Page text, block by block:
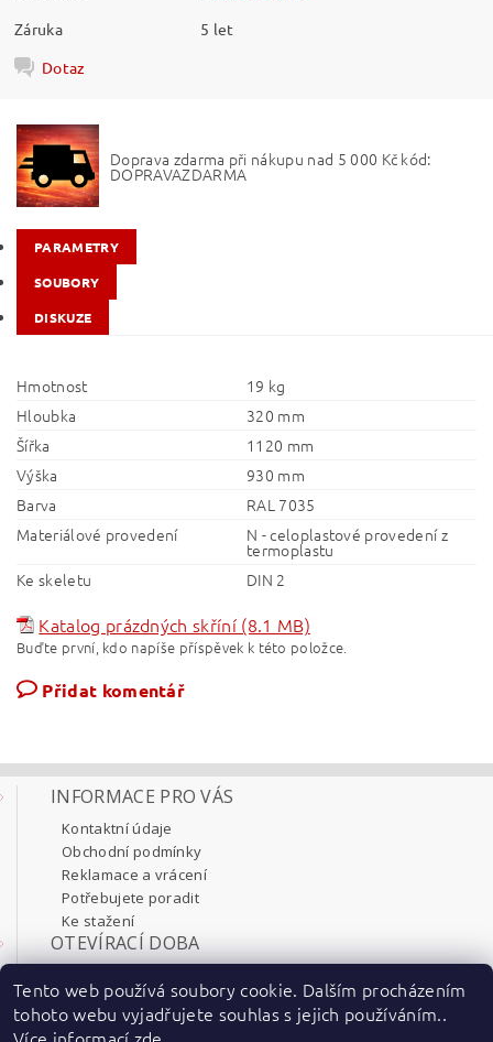
Záruka
5 let
Dotaz
Doprava zdarma při nákupu nad 5 000 Kč kód:
DOPRAVAZDARMA
PARAMETRY
SOUBORY
DISKUZE
Hmotnost
19 kg
Hloubka
320 mm
Šířka
1120 mm
Výška
930 mm
Barva
RAL 7035
Materiálové provedení
N - celoplastové provedení z
termoplastu
Ke skeletu
DIN 2
Katalog prázdných skříní (8.1 MB)
Buďte první, kdo napíše příspěvek k této položce.
Přidat komentář
INFORMACE PRO VÁS
Kontaktní údaje
Obchodní podmínky
Reklamace a vrácení
Potřebujete poradit
Ke stažení
OTEVÍRACÍ DOBA
Úterý 8:00 - 17:30
Středa 8:00 - 17:30
Tento web používá soubory cookie. Dalším procházením
tohoto webu vyjadřujete souhlas s jejich používáním..